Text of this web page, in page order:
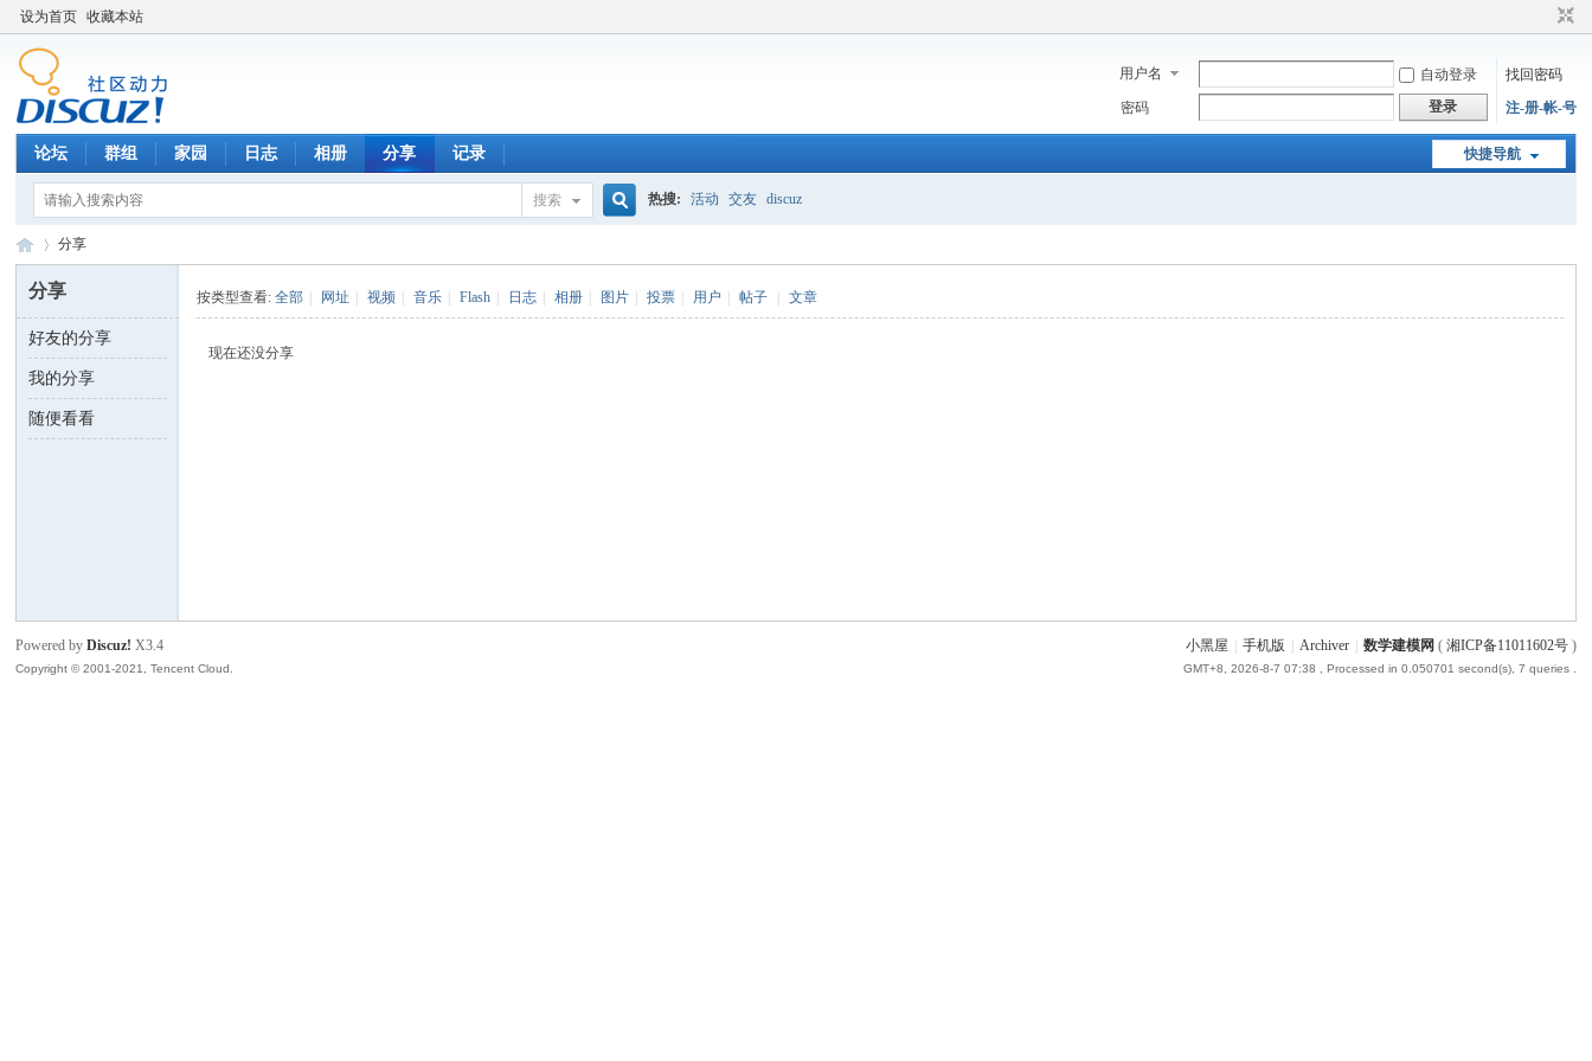
设为首页 收藏本站
用户名 自动登录
找回密码
密码
登录 注-册-帐-号
快捷导航
论坛 群组 家园 日志 相册 分享 记录
搜索 热搜: 活动 交友 discuz
数 ›
分享
分享
好友的分享
我的分享
随便看看
按类型查看:全部 网址 视频 音乐 Flash 日志 相册 图片 投票 用户 帖子 文章
现在还没分享
小黑屋 手机版 Archiver 数学建模网 ( 湘ICP备11011602号)
GMT+8, 2026-8-7 07:38 , Processed in 0.050701 second(s), 7 queries .
Powered byDiscuz! X3.4
Copyright © 2001-2021, Tencent Cloud.